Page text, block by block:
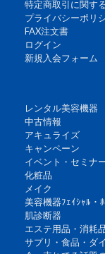
特定商取引に関す
プライバシーポリ
FAX注文書
ログイン
新規入会フォーム
レンタル美容機器
中古情報
アキュライズ
キャンペーン
イベント・セミナ
化粧品
メイク
美容機器ﾌｪｲｼｬﾙ・
肌診断器
エステ用品・消耗
サプリ・食品・ダ